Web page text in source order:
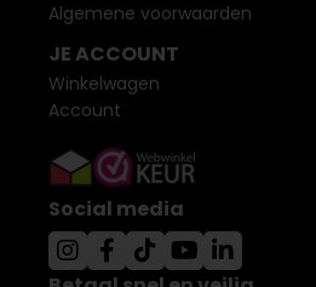
Algemene voorwaarden
JE ACCOUNT
Winkelwagen
Account
Social media